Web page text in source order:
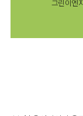
그린이엔